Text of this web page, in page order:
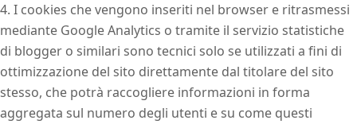
4. I cookies che vengono inseriti nel browser e ritrasmessi
mediante Google Analytics o tramite il servizio statistiche
di blogger o similari sono tecnici solo se utilizzati a fini di
ottimizzazione del sito direttamente dal titolare del sito
stesso, che potrà raccogliere informazioni in forma
aggregata sul numero degli utenti e su come questi